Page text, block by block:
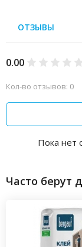
ОТЗЫВЫ
0.00
Кол-во отзывов: 0
Пока нет
Часто берут